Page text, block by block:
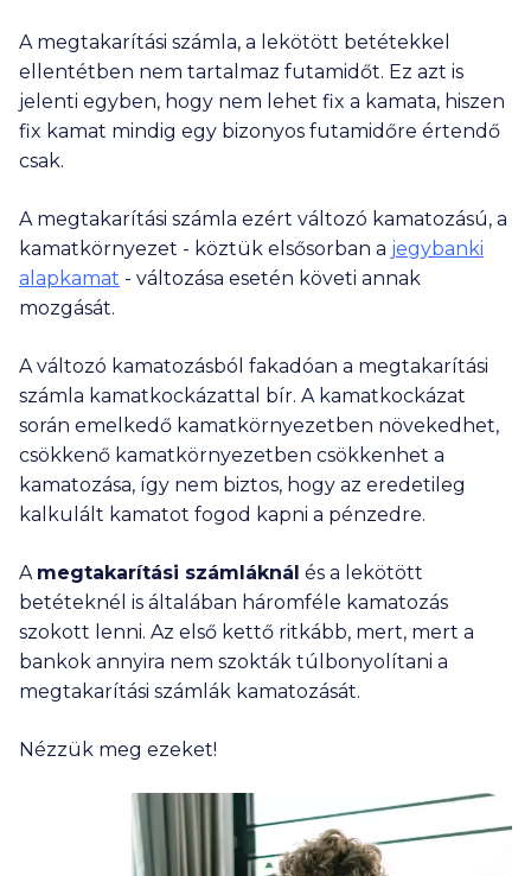
A megtakarítási számla, a lekötött betétekkel
ellentétben nem tartalmaz futamidőt. Ez azt is
jelenti egyben, hogy nem lehet fix a kamata, hiszen
fix kamat mindig egy bizonyos futamidőre értendő
csak.
A megtakarítási számla ezért változó kamatozású, a
kamatkörnyezet - köztük elsősorban a jegybanki
alapkamat - változása esetén követi annak
mozgását.
A változó kamatozásból fakadóan a megtakarítási
számla kamatkockázattal bír. A kamatkockázat
során emelkedő kamatkörnyezetben növekedhet,
csökkenő kamatkörnyezetben csökkenhet a
kamatozása, így nem biztos, hogy az eredetileg
kalkulált kamatot fogod kapni a pénzedre.
A megtakarítási számláknál és a lekötött
betéteknél is általában háromféle kamatozás
szokott lenni. Az első kettő ritkább, mert, mert a
bankok annyira nem szokták túlbonyolítani a
megtakarítási számlák kamatozását.
Nézzük meg ezeket!